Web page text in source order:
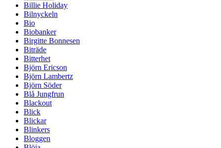
Billie Holiday
Bilnyckeln
Bio
Biobanker
Birgitte Bonnesen
Biträde
Bitterhet
Björn Ericson
Björn Lambertz
Björn Söder
Blå Jungfrun
Blackout
Blick
Blickar
Blinkers
Bloggen